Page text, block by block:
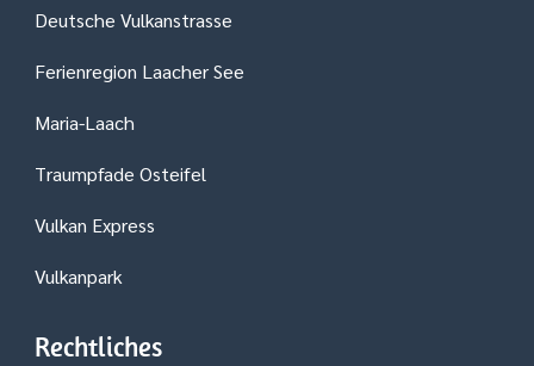
Deutsche Vulkanstrasse
Ferienregion Laacher See
Maria-Laach
Traumpfade Osteifel
Vulkan Express
Vulkanpark
Rechtliches